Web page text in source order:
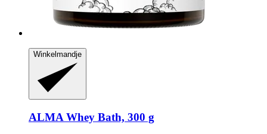
Winkelmandje
ALMA Whey Bath, 300 g